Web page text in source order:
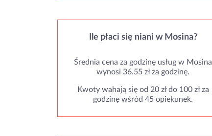
Ile płaci się niani w Mosina?
Średnia cena za godzinę usług w Mosina
wynosi 36.55 zł za godzinę.
Kwoty wahają się od 20 zł do 100 zł za
godzinę wśród 45 opiekunek.